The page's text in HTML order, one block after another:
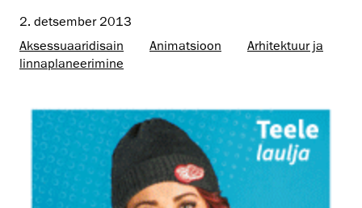
2. detsember 2013
Aksessuaaridisain
Animatsioon
Arhitektuur ja
linnaplaneerimine